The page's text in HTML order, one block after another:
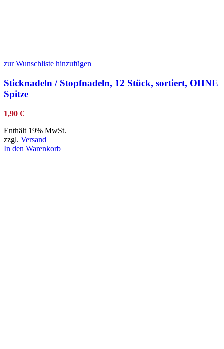
zur Wunschliste hinzufügen
Sticknadeln / Stopfnadeln, 12 Stück, sortiert, OHNE
Spitze
1,90 €
Enthält 19% MwSt.
zzgl. Versand
In den Warenkorb